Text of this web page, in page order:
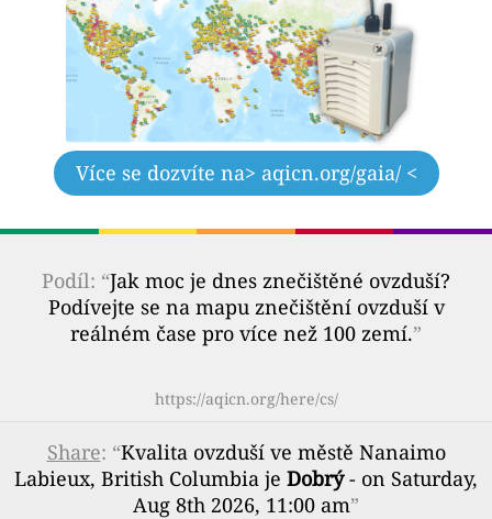
Více se dozvíte na> aqicn.org/gaia/ <
Podíl: “Jak moc je dnes znečištěné ovzduší?
Podívejte se na mapu znečištění ovzduší v
reálném čase pro více než 100 zemí.”
https://aqicn.org/here/cs/
Share: “Kvalita ovzduší ve městě Nanaimo
Labieux, British Columbia je Dobrý- on Saturday,
Aug 8th 2026, 11:00 am”